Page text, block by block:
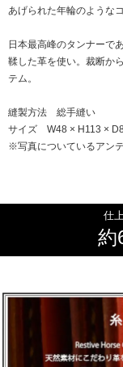
あげられた年輪のような
日本最高峰のタンナーで
鞣した革を使い。裁断か
テム。
縫製方法 総手縫い
サイズ W48 × H113 ×
※写真についているアン
仕上
約